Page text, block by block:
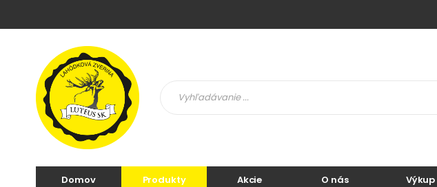
Domov Produkty Akcie O nás Výkup